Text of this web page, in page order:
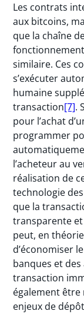
Les contrats
aux bitcoins,
que la chaîne
similaire. Ces
s’exécuter
humaine
transaction[7].
pour l’achat
programmer
l’acheteur au
réalisation de
technologie
que la
transparente
peut, en
d’économiser
banques et
transaction
également
enjeux de